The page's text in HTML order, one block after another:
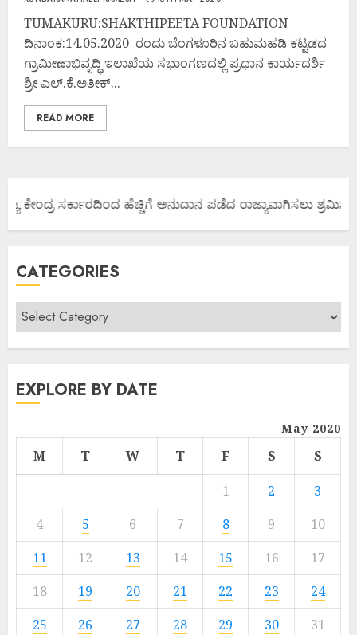
TUMAKURU:SHAKTHIPEETA FOUNDATION
ದಿನಾಂಕ:14.05.2020 ರಂದು ಬೆಂಗಳೂರಿನ ಬಹುಮಹಡಿ ಕಟ್ಟಡದ
ಗ್ರಾಮೀಣಾಭಿವೃದ್ಧಿ ಇಲಾಖೆಯ ಸಭಾಂಗಣದಲ್ಲಿ ಪ್ರಧಾನ ಕಾರ್ಯದರ್ಶಿ
ಶ್ರೀ ಎಲ್.ಕೆ.ಅತೀಕ್...
READ MORE
ಕೇಂದ್ರ ಸರ್ಕಾರದಿಂದ ಹೆಚ್ಚಿಗೆ ಅನುದಾನ ಪಡೆದ ರಾಜ್ಯಾವಾಗಿಸಲು
CATEGORIES
EXPLORE BY DATE
May 2020
M T W T F S
S
1
2
3
4
5 6 7 8 9
10
11
12 13 14 15 16
17
18
19 20 21 22 23
24
25
26 27 28 29 30 31